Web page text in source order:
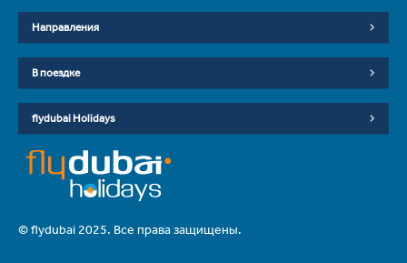
Направления
В поездке
flydubai Holidays
© flydubai 2025. Все права защищены.